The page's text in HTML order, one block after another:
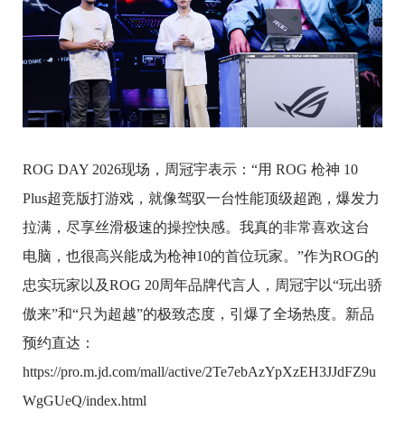
ROG DAY 2026现场，周冠宇表示：“用 ROG 枪神 10
Plus超竞版打游戏，就像驾驭一台性能顶级超跑，爆发力
拉满，尽享丝滑极速的操控快感。我真的非常喜欢这台
电脑，也很高兴能成为枪神10的首位玩家。”作为ROG的
忠实玩家以及ROG 20周年品牌代言人，周冠宇以“玩出骄
傲来”和“只为超越”的极致态度，引爆了全场热度。新品
预约直达：
https://pro.m.jd.com/mall/active/2Te7ebAzYpXzEH3JJdFZ9u
WgGUeQ/index.html